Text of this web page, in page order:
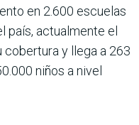
en 2.600 escue­las
país, actualmente el
y llega a 263
niños a nivel